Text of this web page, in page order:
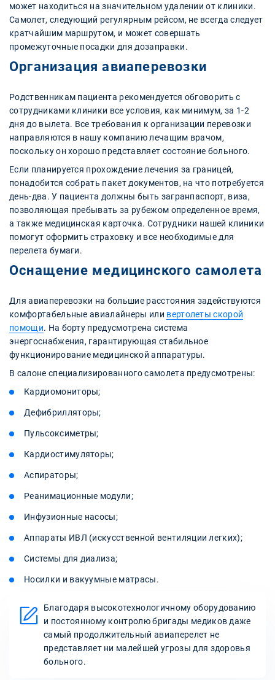
может находиться на значительном удалении от клиники.
Самолет, следующий регулярным рейсом, не всегда следует
кратчайшим маршрутом, и может совершать
промежуточные посадки для дозаправки.
Организация авиаперевозки
Родственникам пациента рекомендуется обговорить с
сотрудниками клиники все условия, как минимум, за 1-2
дня до вылета. Все требования к организации перевозки
направляются в нашу компанию лечащим врачом,
поскольку он хорошо представляет состояние больного.
Если планируется прохождение лечения за границей,
понадобится собрать пакет документов, на что потребуется
день-два. У пациента должны быть загранпаспорт, виза,
позволяющая пребывать за рубежом определенное время,
а также медицинская карточка. Сотрудники нашей клиники
помогут оформить страховку и все необходимые для
перелета бумаги.
Оснащение медицинского самолета
Для авиаперевозки на большие расстояния задействуются
комфортабельные авиалайнеры или вертолеты скорой
помощи. На борту предусмотрена система
энергоснабжения, гарантирующая стабильное
функционирование медицинской аппаратуры.
В салоне специализированного самолета предусмотрены:
Кардиомониторы;
Дефибрилляторы;
Пульсоксиметры;
Кардиостимуляторы;
Аспираторы;
Реанимационные модули;
Инфузионные насосы;
Аппараты ИВЛ (искусственной вентиляции легких);
Системы для диализа;
Носилки и вакуумные матрасы.
Благодаря высокотехнологичному оборудованию
и постоянному контролю бригады медиков даже
самый продолжительный авиаперелет не
представляет ни малейшей угрозы для здоровья
больного.